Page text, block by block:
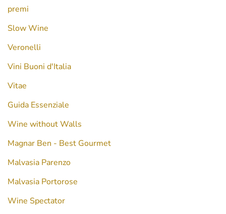
premi
Slow Wine
Veronelli
Vini Buoni d'Italia
Vitae
Guida Essenziale
Wine without Walls
Magnar Ben - Best Gourmet
Malvasia Parenzo
Malvasia Portorose
Wine Spectator